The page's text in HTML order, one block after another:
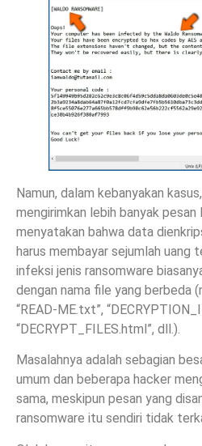
Namun, dalam kebanyakan
mengirimkan lebih banyak pesan
menyatakan bahwa data
harus membayar sejumlah uang
infeksi jenis ransomware
dengan nama file yang berbeda
“READ-ME.txt”,
“DECRYPT_FILES.html”, dll.).
Masalahnya adalah sebagian
umum dan beberapa hacker
sama, meskipun pesan yang
ransomware itu sendiri tidak